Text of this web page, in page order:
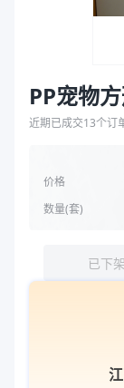
PP宠物
近期已成交13个订
价格
数量(套)
已下架